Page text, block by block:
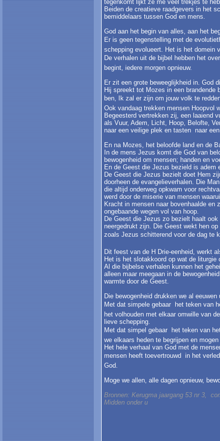
tegenkomt lijkt ze me veel trekjes te
Beiden de creatieve raadgevers in het
bemiddelaars tussen God en mens.
God aan het begin van alles, aan het
Er is geen tegenstelling met de
schepping evolueert. Het is het domein
De verhalen uit de bijbel hebben het over
begint, iedere morgen opnieuw.
Er zit een grote beweeglijkheid in. God
Hij spreekt tot Mozes in een
ben, Ik zal er zijn om jouw volk te redden
Ook vandaag trekken mensen Hoopvol
Begeesterd vertrekken zij, een laaiend
als Vuur, Adem, Licht, Hoop, Belofte,
naar een veilige plek en tasten naar
En na Mozes, het beloofde land en de
In de mens Jezus komt die God van
bewogenheid om mensen; handen en
En de Geest die Jezus bezield is adem
De Geest die Jezus bezielt doet Hem
doorheen de evangelieverhalen. Die
die altijd onderweg opkwam voor
werd door de miserie van mensen
Kracht in mensen naar bovenhaalde en
ongebaande wegen vol van hoop.
De Geest die Jezus zo bezielt haalt
neergedrukt zijn. Die Geest wekt hen
zoals Jezus schitterend voor de dag te
Dit feest van de H Drie-eenheid, werkt
Het is het slotakkoord op wat de
Al die bijbelse verhalen kunnen het
alleen maar meegaan in de
warmte door de Geest.
Die bewogenheid drukken we al
Met dat simpele gebaar  het teken van
het volhouden met elkaar omwille van
lieve schepping.
Met dat simpel gebaar  het teken van
we elkaars heden te begrijpen en
Het hele verhaal van God met de
mensen heeft toevertrouwd  in het
God.
Moge we allen, alle dagen opnieuw,
Bronnen: Kerugma jaargang 53 nr 3,
Midden onder u